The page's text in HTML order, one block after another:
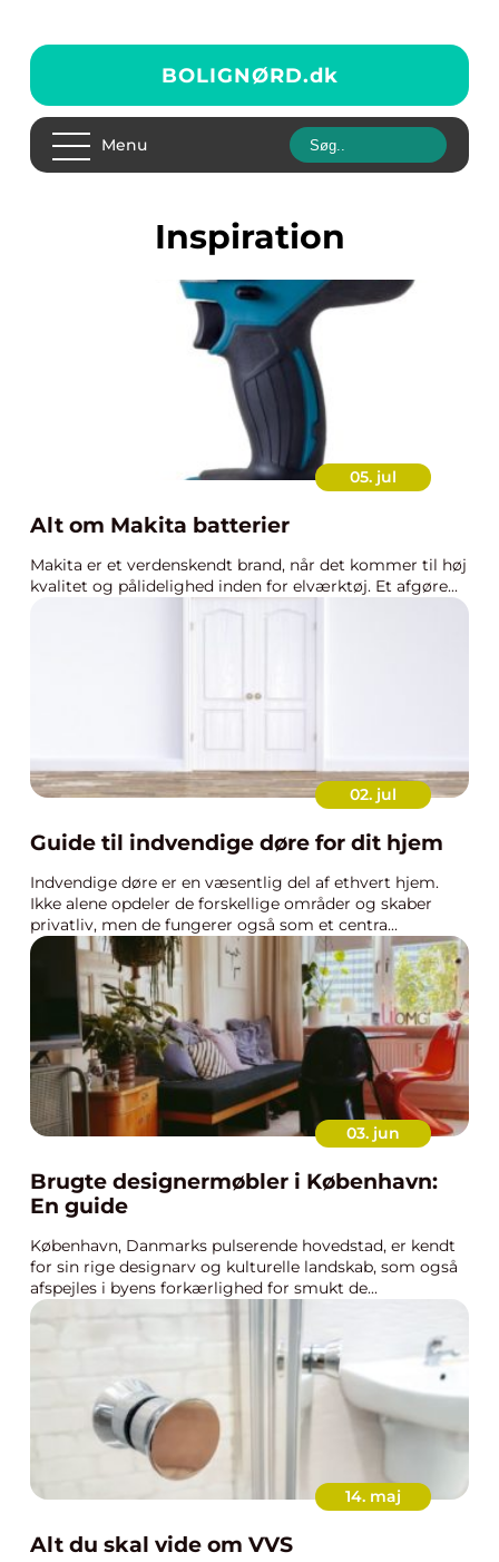
BOLIGNØRD.dk
Menu
inspiration
05. jul
Alt om Makita batterier
Makita er et verdenskendt brand, når det kommer til høj
kvalitet og pålidelighed inden for elværktøj. Et afgøre...
02. jul
Guide til indvendige døre for dit hjem
Indvendige døre er en væsentlig del af ethvert hjem.
Ikke alene opdeler de forskellige områder og skaber
privatliv, men de fungerer også som et centra...
03. jun
Brugte designermøbler i København:
En guide
København, Danmarks pulserende hovedstad, er kendt
for sin rige designarv og kulturelle landskab, som også
afspejles i byens forkærlighed for smukt de...
14. maj
Alt du skal vide om VVS